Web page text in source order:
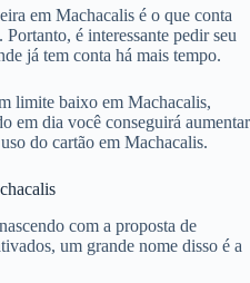
em Machacalis é o que conta
é interessante pedir seu
já tem conta há mais tempo.
limite baixo em Machacalis,
em dia você conseguirá aumentar
do cartão em Machacalis.
com a proposta de
um grande nome disso é a